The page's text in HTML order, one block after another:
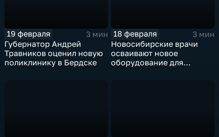
19 февраля
3 мин
Губернатор Андрей
Травников оценил новую
поликлинику в Бердске
18 февраля
3 мин
Новосибирские врачи
осваивают новое
оборудование для